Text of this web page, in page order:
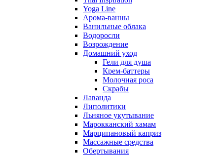
Yoga Line
Арома-ванны
Ванильные облака
Водоросли
Возрождение
Домашний уход
Гели для душа
Крем-баттеры
Молочная роса
Скрабы
Лаванда
Липолитики
Льняное укутывание
Марокканский хамам
Марципановый каприз
Массажные средства
Обертывания